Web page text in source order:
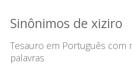
Sinônimos de xiziro
Tesauro em Português com
palavras